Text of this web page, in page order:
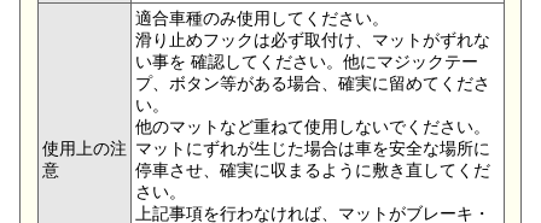
使用上の注
意
適合車種のみ使用してください。
滑り止めフックは必ず取付け、マットがずれな
い事を 確認してください。他にマジックテー
プ、ボタン等がある場合、確実に留めてくださ
い。
他のマットなど重ねて使用しないでください。
マットにずれが生じた場合は車を安全な場所に
停車させ、確実に収まるように敷き直してくだ
さい。
上記事項を行わなければ、マットがブレーキ・